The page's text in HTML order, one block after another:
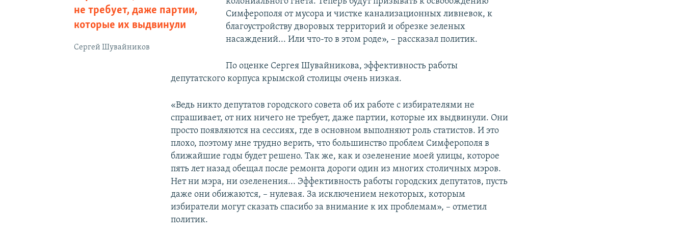
не требует, даже партии,
которые их выдвинули
Сергей Шувайников
Симферополя от мусора и чистке канализационных ливневок, к
благоустройству дворовых территорий и обрезке зеленых
насаждений... Или что-то в этом роде», – рассказал политик.
По оценке Сергея Шувайникова, эффективность работы
депутатского корпуса крымской столицы очень низкая.
«Ведь никто депутатов городского совета об их работе с избирателями не
спрашивает, от них ничего не требует, даже партии, которые их выдвинули. Они
просто появляются на сессиях, где в основном выполняют роль статистов. И это
плохо, поэтому мне трудно верить, что большинство проблем Симферополя в
ближайшие годы будет решено. Так же, как и озеленение моей улицы, которое
пять лет назад обещал после ремонта дороги один из многих столичных мэров.
Нет ни мэра, ни озеленения... Эффективность работы городских депутатов, пусть
даже они обижаются, – нулевая. За исключением некоторых, которым
избиратели могут сказать спасибо за внимание к их проблемам», – отметил
политик.